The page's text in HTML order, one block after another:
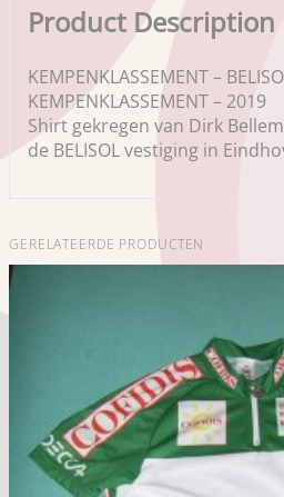
Product Description
KEMPENKLASSEMENT –
KEMPENKLASSEMENT – 2019
Shirt gekregen van Dirk
de BELISOL vestiging in
GERELATEERDE PRODUCTEN